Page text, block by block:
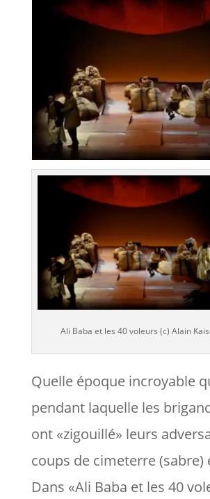
Ali Baba et les 40 voleurs (c) Alain
Quelle époque incroyable
pendant laquelle les
ont «zigouillé» leurs
coups de cimeterre (sabre)
Dans «Ali Baba et les 40